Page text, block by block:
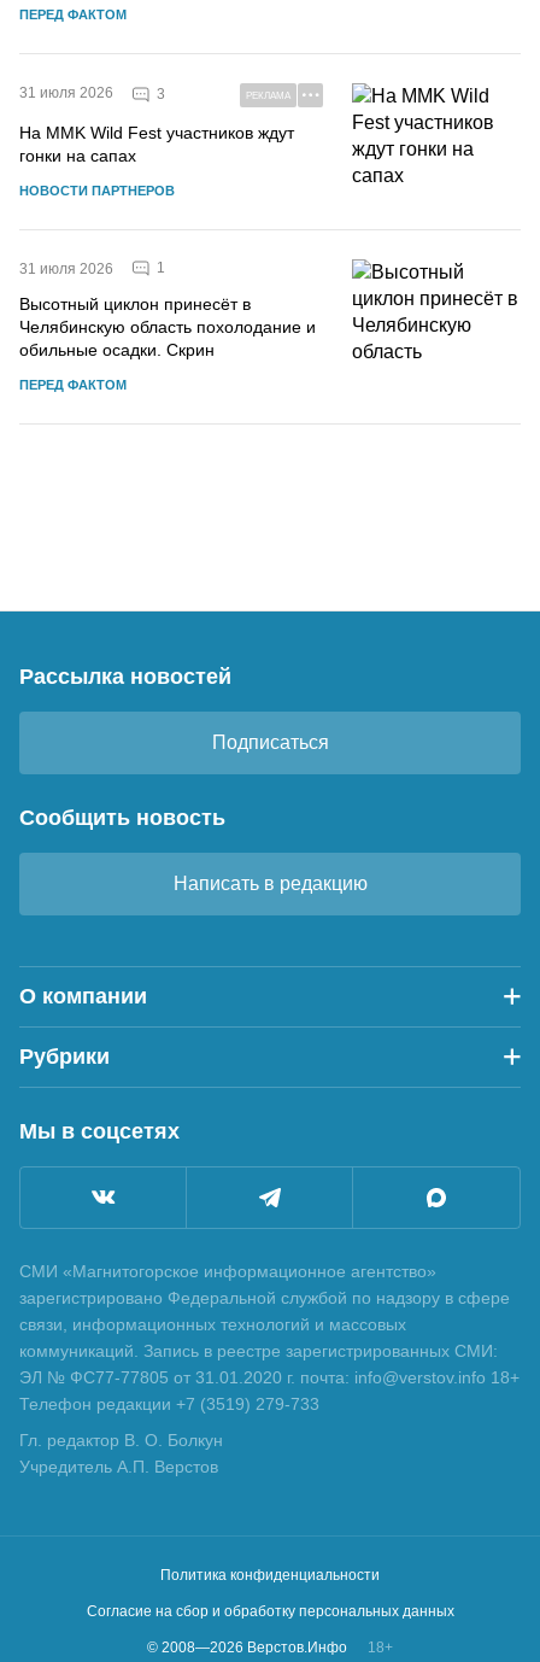
ПЕРЕД ФАКТОМ
31 июля 2026 3 РЕКЛАМА
На MMK Wild Fest участников ждут
гонки на сапах
НОВОСТИ ПАРТНЕРОВ
31 июля 2026 1
Высотный циклон принесёт в
Челябинскую область похолодание и
обильные осадки. Скрин
ПЕРЕД ФАКТОМ
Рассылка новостей
Подписаться
Сообщить новость
Написать в редакцию
О компании
Рубрики
Мы в соцсетях
СМИ «Магнитогорское информационное агентство»
зарегистрировано Федеральной службой по надзору в сфере
связи, информационных технологий и массовых
коммуникаций. Запись в реестре зарегистрированных СМИ:
ЭЛ № ФС77-77805 от 31.01.2020 г. почта: info@verstov.info 18+
Телефон редакции +7 (3519) 279-733
Гл. редактор В. О. Болкун
Учредитель А.П. Верстов
Политика конфиденциальности
Согласие на сбор и обработку персональных данных
© 2008—2026 Верстов.Инфо 18+